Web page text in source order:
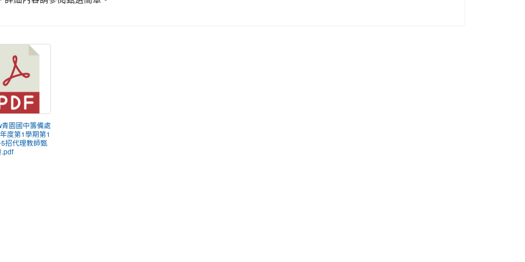
青園國中籌備處
度第1學期第1
招代理教師甄
.pdf